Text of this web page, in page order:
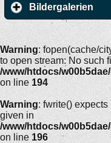
Bildergalerien
Warning: fopen(cache/
to open stream: No such
/www/htdocs/
on line 194
Warning: fwrite()
given in
/www/htdocs/
on line 196